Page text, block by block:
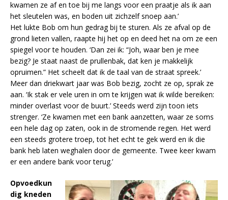
kwamen ze af en toe bij me langs voor een praatje als ik aan
het sleutelen was, en boden uit zichzelf snoep aan.’
Het lukte Bob om hun gedrag bij te sturen. Als ze afval op de
grond lieten vallen, raapte hij het op en deed het na om ze een
spiegel voor te houden. ‘Dan zei ik: “Joh, waar ben je mee
bezig? Je staat naast de prullenbak, dat ken je makkelijk
opruimen.” Het scheelt dat ik de taal van de straat spreek.’
Meer dan driekwart jaar was Bob bezig, zocht ze op, sprak ze
aan. ‘Ik stak er vele uren in om te krijgen wat ik wilde bereiken:
minder overlast voor de buurt.’ Steeds werd zijn toon iets
strenger. ‘Ze kwamen met een bank aanzetten, waar ze soms
een hele dag op zaten, ook in de stromende regen. Het werd
een steeds grotere troep, tot het echt te gek werd en ik die
bank heb laten weghalen door de gemeente. Twee keer kwam
er een andere bank voor terug.’
Opvoedkun
dig kneden